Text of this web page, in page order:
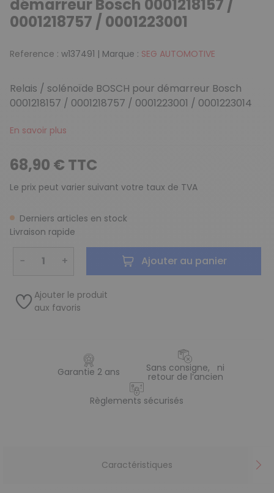
démarreur Bosch 0001218157 /
0001218757 / 0001223001
Reference : w137491 | Marque : SEG AUTOMOTIVE
Relais / solénoïde BOSCH pour démarreur Bosch
0001218157 / 0001218757 / 0001223001 / 0001223014
En savoir plus
68,90 € TTC
Le prix peut varier suivant votre taux de TVA
Derniers articles en stock
Livraison rapide
− + Ajouter au panier
Ajouter le produit
aux favoris
Garantie 2 ans Sans consigne, ni
retour de l’ancien
Règlements sécurisés
Caractéristiques